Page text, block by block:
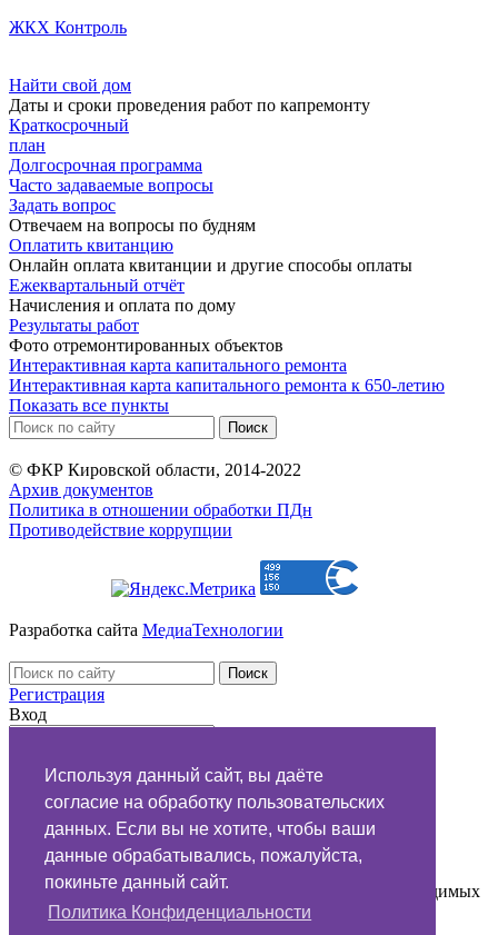
Используя данный сайт, вы даёте
согласие на обработку пользовательских
данных. Если вы не хотите, чтобы ваши
данные обрабатывались, пожалуйста,
покиньте данный сайт.
Политика Конфиденциальности
ЖКХ Контроль
Найти свой дом
Даты и сроки проведения работ по капремонту
Краткосрочный
план
Долгосрочная программа
Часто задаваемые вопросы
Задать вопрос
Отвечаем на вопросы по будням
Оплатить квитанцию
Онлайн оплата квитанции и другие способы оплаты
Ежеквартальный отчёт
Начисления и оплата по дому
Результаты работ
Фото отремонтированных объектов
Интерактивная карта капитального ремонта
Интерактивная карта капитального ремонта к 650-летию
Показать все пункты
© ФКР Кировской области, 2014-2022
Архив документов
Политика в отношении обработки ПДн
Противодействие коррупции
Разработка сайта МедиаТехнологии
Регистрация
Вход
напомнить
Обращение в
Вы можете задать вопрос подрядчику по поводу проводимых
или выполненных работ по капремонту: